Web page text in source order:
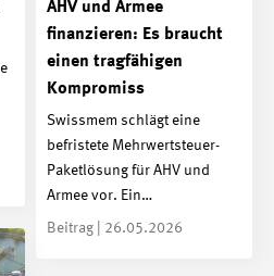
AHV und Armee
finanzieren: Es braucht
einen tragfähigen
Kompromiss
Swissmem schlägt eine
befristete Mehrwertsteuer-
Paketlösung für AHV und
Armee vor. Ein…
Beitrag | 26.05.2026